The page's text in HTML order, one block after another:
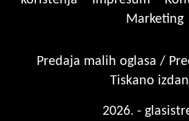
Marketing
Predaja malih oglasa /
Tiskano
2026. -